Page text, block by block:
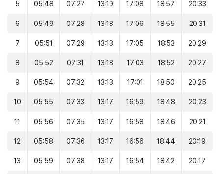
5 05:48 07:27 13:19 17:08 18:57 20:33
6 05:49 07:28 13:18 17:06 18:55 20:31
7 05:51 07:29 13:18 17:05 18:53 20:29
8 05:52 07:31 13:18 17:03 18:52 20:27
9 05:54 07:32 13:18 17:01 18:50 20:25
10 05:55 07:33 13:17 16:59 18:48 20:23
11 05:56 07:35 13:17 16:58 18:46 20:21
12 05:58 07:36 13:17 16:56 18:44 20:19
13 05:59 07:38 13:17 16:54 18:42 20:17